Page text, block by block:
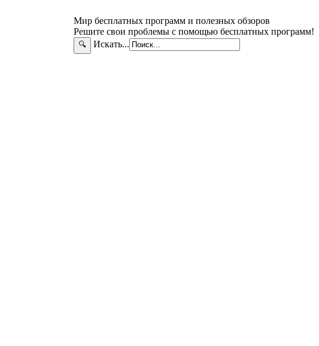
Мир бесплатных программ и полезных обзоров
Решите свои проблемы с помощью бесплатных программ!
🔍 Искать...